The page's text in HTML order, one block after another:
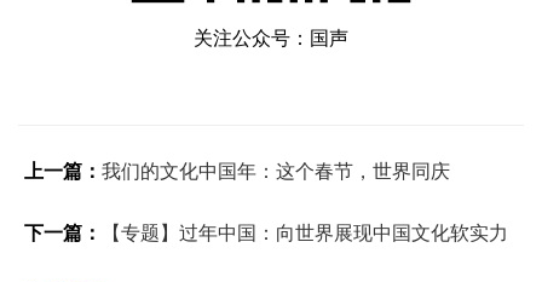
关注公众号：国声
上一篇： 我们的文化中国年：这个春节，世界同庆
下一篇： 【专题】过年中国：向世界展现中国文化软实力